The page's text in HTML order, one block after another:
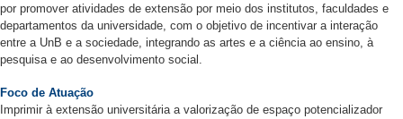
por promover atividades de extensão por meio dos institutos, faculdades e
departamentos da universidade, com o objetivo de incentivar a interação
entre a UnB e a sociedade, integrando as artes e a ciência ao ensino, à
pesquisa e ao desenvolvimento social.
Foco de Atuação
Imprimir à extensão universitária a valorização de espaço potencializador